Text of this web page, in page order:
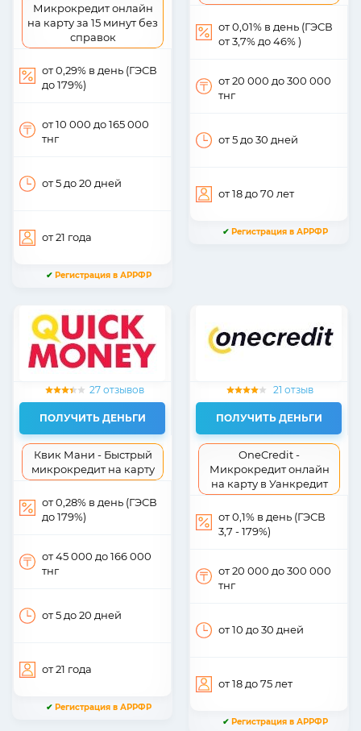
Микрокредит онлайн
на карту за 15 минут без
справок
от 0,29% в день (ГЭСВ
до 179%)
от 10 000 до 165 000
тнг
от 5 до 20 дней
от 21 года
✔ Регистрация в АРРФР
от 0,01% в день (ГЭСВ
от 3,7% до 46% )
от 20 000 до 300 000
тнг
от 5 до 30 дней
от 18 до 70 лет
✔ Регистрация в АРРФР
27 отзывов
ПОЛУЧИТЬ ДЕНЬГИ
Квик Мани - Быстрый
микрокредит на карту
от 0,28% в день (ГЭСВ
до 179%)
от 45 000 до 166 000
тнг
от 5 до 20 дней
от 21 года
✔ Регистрация в АРРФР
21 отзыв
ПОЛУЧИТЬ ДЕНЬГИ
OneCredit -
Микрокредит онлайн
на карту в Уанкредит
от 0,1% в день (ГЭСВ
3,7 - 179%)
от 20 000 до 300 000
тнг
от 10 до 30 дней
от 18 до 75 лет
✔ Регистрация в АРРФР